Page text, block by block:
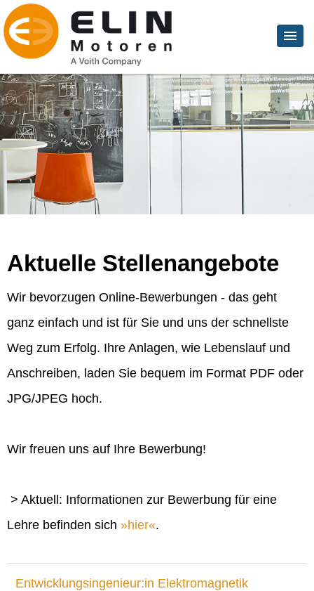
Aktuelle Stellenangebote
Wir bevorzugen Online-Bewerbungen - das geht
ganz einfach und ist für Sie und uns der schnellste
Weg zum Erfolg. Ihre Anlagen, wie Lebenslauf und
Anschreiben, laden Sie bequem im Format PDF oder
JPG/JPEG hoch.
Wir freuen uns auf Ihre Bewerbung!
> Aktuell: Informationen zur Bewerbung für eine
Lehre befinden sich
hier .
Entwicklungsingenieur:in Elektromagnetik